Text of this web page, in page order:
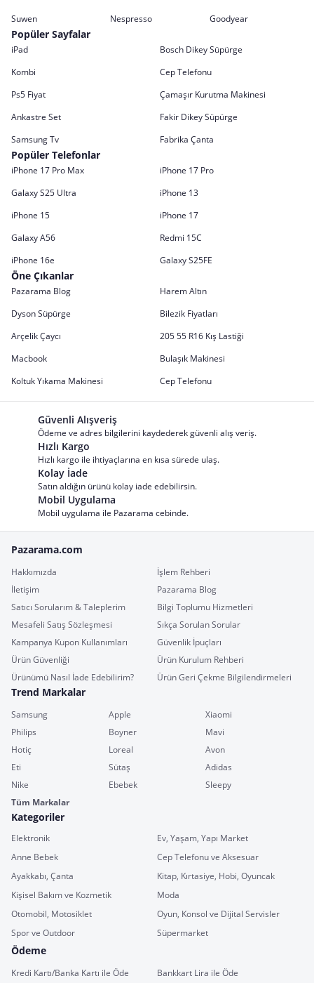
Suwen
Nespresso Goodyear
Popüler Sayfalar
iPad
Bosch Dikey Süpürge
Kombi
Cep Telefonu
Ps5 Fiyat
Çamaşır Kurutma Makinesi
Ankastre Set
Fakir Dikey Süpürge
Samsung Tv
Fabrika Çanta
Popüler Telefonlar
iPhone 17 Pro Max
iPhone 17 Pro
Galaxy S25 Ultra
iPhone 13
iPhone 15
iPhone 17
Galaxy A56
Redmi 15C
iPhone 16e
Galaxy S25FE
Öne Çıkanlar
Pazarama Blog
Harem Altın
Dyson Süpürge
Bilezik Fiyatları
Arçelik Çaycı
205 55 R16 Kış Lastiği
Macbook
Bulaşık Makinesi
Koltuk Yıkama Makinesi
Cep Telefonu
Güvenli Alışveriş
Ödeme ve adres bilgilerini kaydederek güvenli alış veriş.
Hızlı Kargo
Hızlı kargo ile ihtiyaçlarına en kısa sürede ulaş.
Kolay İade
Satın aldığın ürünü kolay iade edebilirsin.
Mobil Uygulama
Mobil uygulama ile Pazarama cebinde.
Pazarama.com
Hakkımızda
İşlem Rehberi
İletişim
Pazarama Blog
Satıcı Sorularım & Taleplerim
Bilgi Toplumu Hizmetleri
Mesafeli Satış Sözleşmesi
Sıkça Sorulan Sorular
Kampanya Kupon Kullanımları
Güvenlik İpuçları
Ürün Güvenliği
Ürün Kurulum Rehberi
Ürünümü Nasıl İade Edebilirim?
Ürün Geri Çekme Bilgilendirmeleri
Trend Markalar
Samsung Apple
Xiaomi
Philips
Boyner
Mavi
Hotiç
Loreal
Avon
Eti
Sütaş
Adidas
Nike
Ebebek
Sleepy
Tüm Markalar
Kategoriler
Elektronik
Ev, Yaşam, Yapı Market
Anne Bebek
Cep Telefonu ve Aksesuar
Ayakkabı, Çanta
Kitap, Kırtasiye, Hobi, Oyuncak
Kişisel Bakım ve Kozmetik
Moda
Otomobil, Motosiklet
Oyun, Konsol ve Dijital Servisler
Spor ve Outdoor
Süpermarket
Ödeme
Kredi Kartı/Banka Kartı ile Öde
Bankkart Lira ile Öde